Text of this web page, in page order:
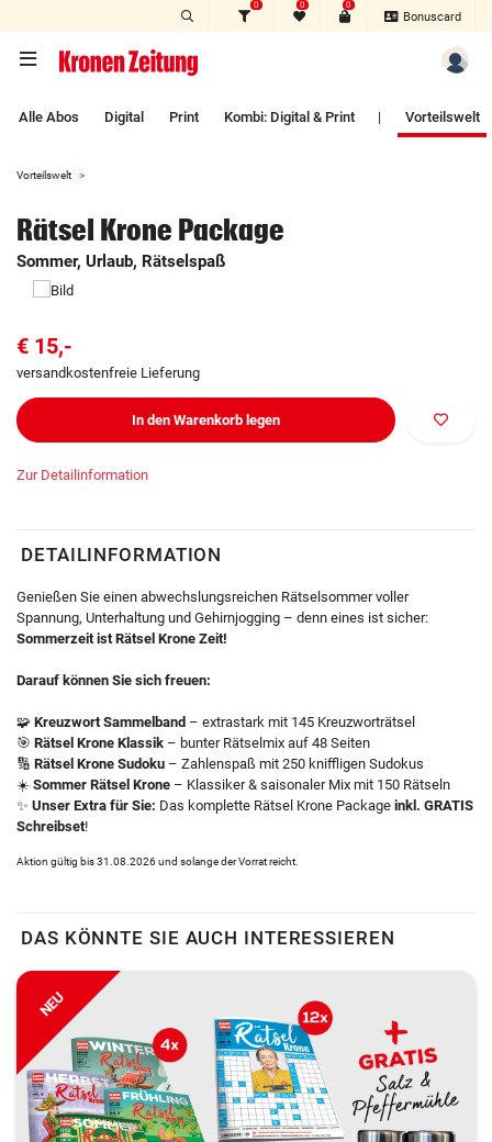
0 0 0
Bonuscard
Alle Abos Digital Print Kombi: Digital & Print | Vorteilswelt
Vorteilswelt
Rätsel Krone Package
Sommer, Urlaub, Rätselspaß
€ 15,-
versandkostenfreie Lieferung
In den Warenkorb legen
Zur Detailinformation
DETAILINFORMATION
Genießen Sie einen abwechslungsreichen Rätselsommer voller
Spannung, Unterhaltung und Gehirnjogging – denn eines ist sicher:
Sommerzeit ist Rätsel Krone Zeit!
Darauf können Sie sich freuen:
🧩 Kreuzwort Sammelband – extrastark mit 145 Kreuzworträtsel
🎯 Rätsel Krone Klassik – bunter Rätselmix auf 48 Seiten
🔢 Rätsel Krone Sudoku – Zahlenspaß mit 250 kniffligen Sudokus
☀️ Sommer Rätsel Krone – Klassiker & saisonaler Mix mit 150 Rätseln
✨ Unser Extra für Sie: Das komplette Rätsel Krone Package inkl. GRATIS
Schreibset!
Aktion gültig bis 31.08.2026 und solange der Vorrat reicht.
DAS KÖNNTE SIE AUCH INTERESSIEREN
NEU